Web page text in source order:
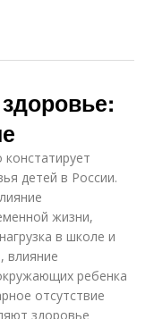
детей в России.
жизни,
в школе и
влияние
ребенка
отсутствие
здоровье